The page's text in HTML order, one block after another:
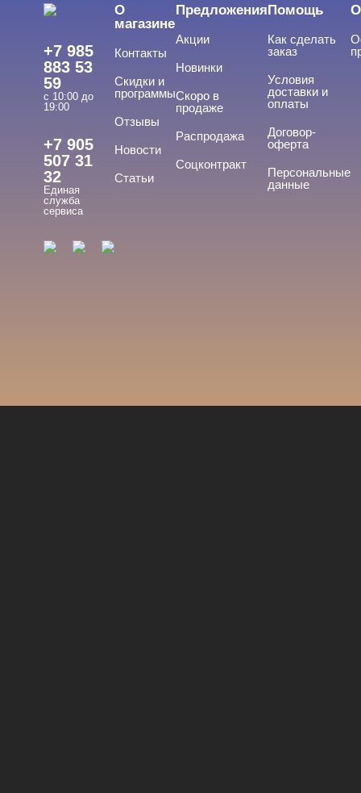
+7 985
883 53
59
с 10:00 до
19:00
+7 905
507 31
32
Единая
служба
сервиса
О
магазине
Контакты
Скидки и
программы
Отзывы
Новости
Статьи
Предложения
Акции
Новинки
Скоро в
продаже
Распродажа
Соцконтракт
Помощь
Как сделать
заказ
Условия
доставки и
оплаты
Договор-
оферта
Персональные
данные